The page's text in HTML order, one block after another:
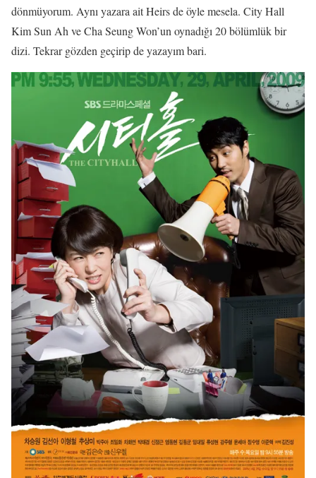
dönmüyorum. Aynı yazara ait Heirs de öyle mesela. City Hall
Kim Sun Ah ve Cha Seung Won’un oynadığı 20 bölümlük bir
dizi. Tekrar gözden geçirip de yazayım bari.